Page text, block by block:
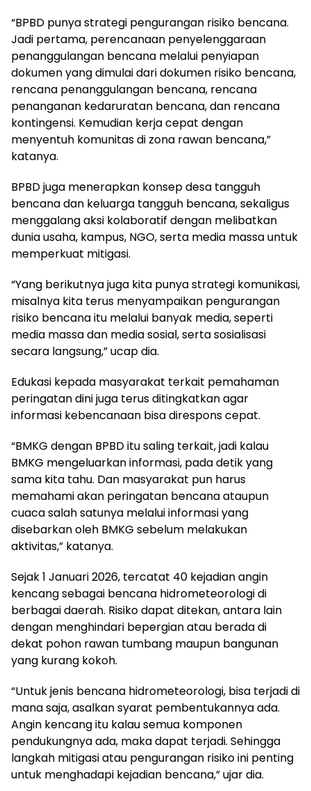
“BPBD punya strategi pengurangan risiko bencana.
Jadi pertama, perencanaan penyelenggaraan
penanggulangan bencana melalui penyiapan
dokumen yang dimulai dari dokumen risiko bencana,
rencana penanggulangan bencana, rencana
penanganan kedaruratan bencana, dan rencana
kontingensi. Kemudian kerja cepat dengan
menyentuh komunitas di zona rawan bencana,”
katanya.
BPBD juga menerapkan konsep desa tangguh
bencana dan keluarga tangguh bencana, sekaligus
menggalang aksi kolaboratif dengan melibatkan
dunia usaha, kampus, NGO, serta media massa untuk
memperkuat mitigasi.
“Yang berikutnya juga kita punya strategi komunikasi,
misalnya kita terus menyampaikan pengurangan
risiko bencana itu melalui banyak media, seperti
media massa dan media sosial, serta sosialisasi
secara langsung,” ucap dia.
Edukasi kepada masyarakat terkait pemahaman
peringatan dini juga terus ditingkatkan agar
informasi kebencanaan bisa direspons cepat.
“BMKG dengan BPBD itu saling terkait, jadi kalau
BMKG mengeluarkan informasi, pada detik yang
sama kita tahu. Dan masyarakat pun harus
memahami akan peringatan bencana ataupun
cuaca salah satunya melalui informasi yang
disebarkan oleh BMKG sebelum melakukan
aktivitas,” katanya.
Sejak 1 Januari 2026, tercatat 40 kejadian angin
kencang sebagai bencana hidrometeorologi di
berbagai daerah. Risiko dapat ditekan, antara lain
dengan menghindari bepergian atau berada di
dekat pohon rawan tumbang maupun bangunan
yang kurang kokoh.
“Untuk jenis bencana hidrometeorologi, bisa terjadi di
mana saja, asalkan syarat pembentukannya ada.
Angin kencang itu kalau semua komponen
pendukungnya ada, maka dapat terjadi. Sehingga
langkah mitigasi atau pengurangan risiko ini penting
untuk menghadapi kejadian bencana,” ujar dia.